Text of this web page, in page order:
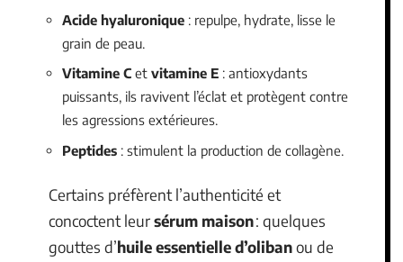
Acide hyaluronique : repulpe, hydrate, lisse le
grain de peau.
Vitamine C et vitamine E : antioxydants
puissants, ils ravivent l’éclat et protègent contre
les agressions extérieures.
Peptides : stimulent la production de collagène.
Certains préfèrent l’authenticité et
concoctent leursérum maison: quelques
gouttes d’huile essentielle d’olibanou de